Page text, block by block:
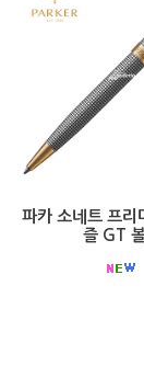
파카 소네트 프리
즐 GT